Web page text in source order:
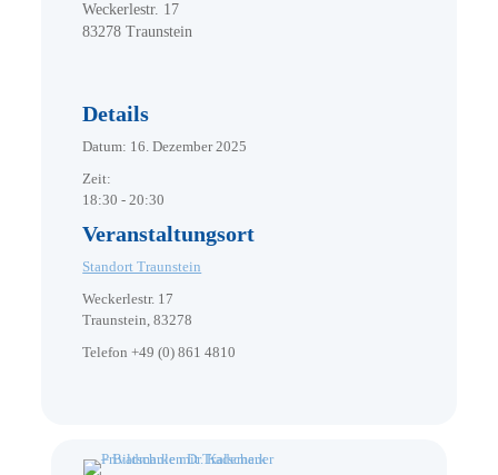
Weckerlestr. 17
83278 Traunstein
Details
Datum: 16. Dezember 2025
Zeit:
18:30 - 20:30
Veranstaltungsort
Standort Traunstein
Weckerlestr. 17
Traunstein, 83278
Telefon +49 (0) 861 4810